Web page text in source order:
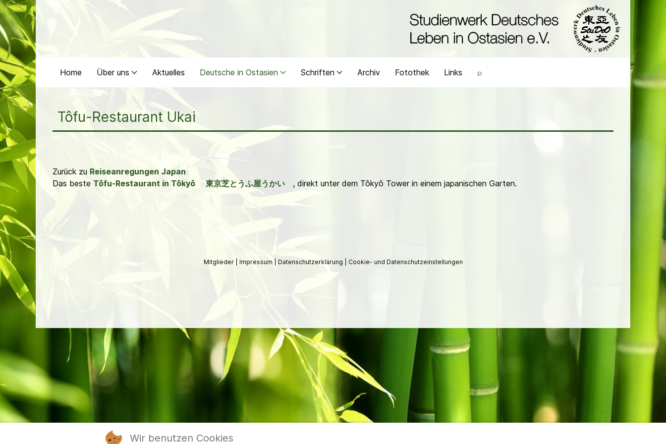
Home Über uns Aktuelles Deutsche in Ostasien Schriften Archiv Fotothek Links ⌕
Tôfu-Restaurant Ukai
Zurück zu Reiseanregungen Japan
Das beste Tôfu-Restaurant in Tôkyô 東京芝とうふ屋うかい , direkt unter dem Tôkyô Tower in einem japanischen Garten.
Mitglieder Impressum Datenschutzerklärung Cookie- und Datenschutzeinstellungen
Wir benutzen Cookies